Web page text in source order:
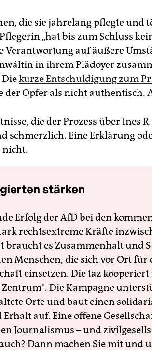
die sie jahrelang pflegte und
„hat bis zum Schluss
Verantwortung auf äußere
in ihrem Plädoyer
Diekurze Entschuldigung zum
der Opfer als nicht authentisch.
die der Prozess über Ines
schmerzlich. Eine Erklärung
nicht.
stärken
Erfolg der AfD bei den
rechtsextreme Kräfte
braucht es Zusammenhalt und
Menschen, die sich vor Ort für
einsetzen. Die taz
Die Kampagne
Orte und baut einen
Erhalt auf. Eine offene
Journalismus – und
Dann machen Sie mit und